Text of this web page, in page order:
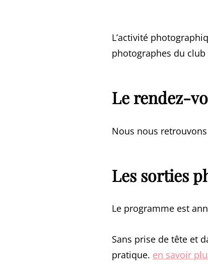
L’activité
photographes du
Le rendez-
Nous nous retrouvons
Les sorties
Le programme est
Sans prise de tête et
pratique. en savoir